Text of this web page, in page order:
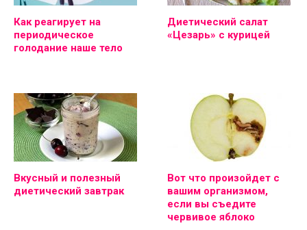
Как реагирует на
периодическое
голодание наше тело
Диетический салат
«Цезарь» с курицей
Вкусный и полезный
диетический завтрак
Вот что произойдет с
вашим организмом,
если вы съедите
червивое яблоко